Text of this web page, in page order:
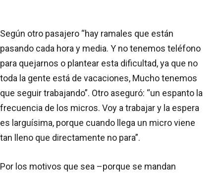
Según otro pasajero “hay ramales que están
pasando cada hora y media. Y no tenemos teléfono
para quejarnos o plantear esta dificultad, ya que no
toda la gente está de vacaciones, Mucho tenemos
que seguir trabajando”. Otro aseguró: “un espanto la
frecuencia de los micros. Voy a trabajar y la espera
es larguísima, porque cuando llega un micro viene
tan lleno que directamente no para”.
Por los motivos que sea –porque se mandan